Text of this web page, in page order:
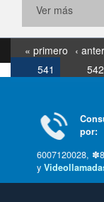
Ver más
« primero ‹
541
542
por:
6007120028,
y